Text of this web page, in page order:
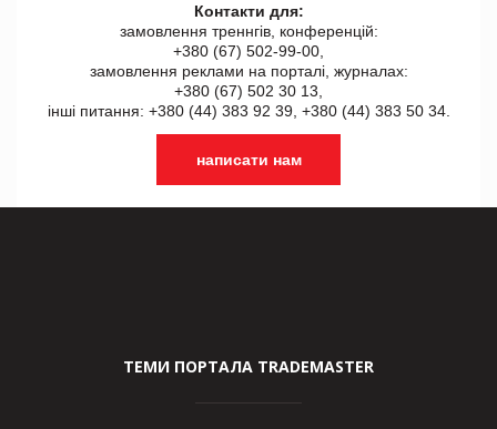
Контакти для:
замовлення треннгів, конференцій:
+380 (67) 502-99-00,
замовлення реклами на порталі, журналах:
+380 (67) 502 30 13,
інші питання: +380 (44) 383 92 39, +380 (44) 383 50 34.
написати нам
ТЕМИ ПОРТАЛА TRADEMASTER